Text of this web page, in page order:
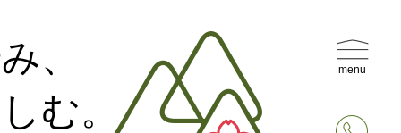
、
む。
menu